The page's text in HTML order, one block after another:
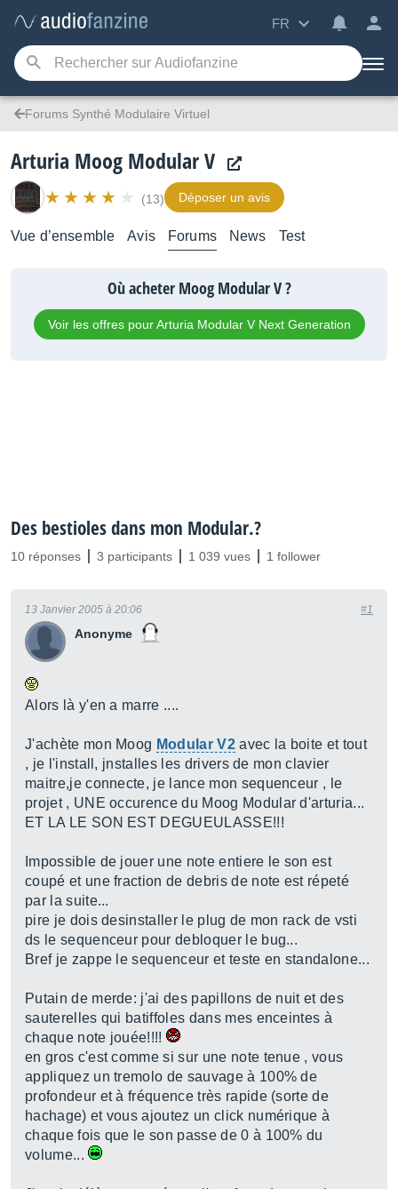
FR
Forums Synthé Modulaire Virtuel
Arturia Moog Modular V
(13) Déposer un avis
Vue d’ensemble Avis Forums News Test
Où acheter Moog Modular V ?
Voir les offres pour Arturia Modular V Next Generation
Des bestioles dans mon Modular.?
10 réponses 3 participants 1 039 vues 1 follower
Anonyme
13 Janvier 2005 à 20:06 #1
Alors là y'en a marre ....
J'achète mon Moog Modular V2avec la boite et tout
, je l'install, jnstalles les drivers de mon clavier
maitre,je connecte, je lance mon sequenceur , le
projet , UNE occurence du Moog Modular d'arturia...
ET LA LE SON EST DEGUEULASSE!!!
Impossible de jouer une note entiere le son est
coupé et une fraction de debris de note est répeté
par la suite...
pire je dois desinstaller le plug de mon rack de vsti
ds le sequenceur pour debloquer le bug...
Bref je zappe le sequenceur et teste en standalone...
Putain de merde: j'ai des papillons de nuit et des
sauterelles qui batiffoles dans mes enceintes à
chaque note jouée!!!!
en gros c'est comme si sur une note tenue , vous
appliquez un tremolo de sauvage à 100% de
profondeur et à fréquence très rapide (sorte de
hachage) et vous ajoutez un click numérique à
chaque fois que le son passe de 0 à 100% du
volume...